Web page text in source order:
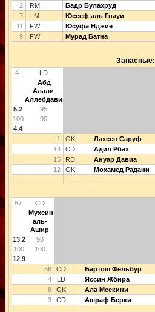
2
RM Бадр Булахруд
7
LM Юссеф аль Гнауи
11
FW Юсуфа Нджие
9
FW Мурад Батна
Запасные:
4
LD
Абд
Алали
Аллебдави
5.2
95
100
90
4.4
1
GK Лахсен Саруф
14
CD Адил Рбах
15
RD Ануар Давиа
12
GK Мохамед Радани
57
CD
Мухсин
аль-
Ашир
13.2
98
100
100
12.9
56
CD Бартош Фельбур
4
LD Яссин Жбира
8
GK Ала Мескини
3
CD Ашраф Берки